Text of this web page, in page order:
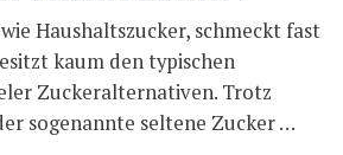
Haushaltszucker, schmeckt fast
kaum den typischen
Zuckeralternativen. Trotz
sogenannte seltene Zucker …